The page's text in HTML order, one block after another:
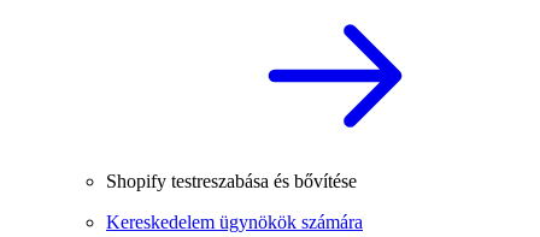
Shopify testreszabása és bővítése
Kereskedelem ügynökök számára